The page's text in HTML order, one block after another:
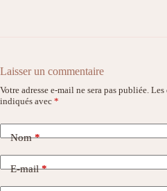
Laisser un commentaire
Votre adresse e-mail ne sera pas publiée. Les
indiqués avec *
Nom*
E-mail*